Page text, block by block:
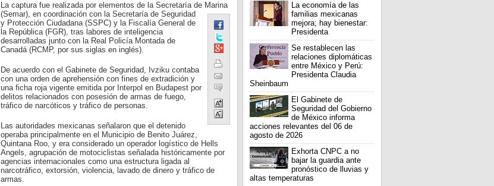
La captura fue realizada por elementos de la Secretaría de Marina
(Semar), en coordinación con la Secretaría de Seguridad
y Protección Ciudadana (SSPC) y la Fiscalía General de
la República (FGR), tras labores de inteligencia
desarrolladas junto con la Real Policía Montada de
Canadá (RCMP, por sus siglas en inglés).
De acuerdo con el Gabinete de Seguridad, Ivziku contaba
con una orden de aprehensión con fines de extradición y
una ficha roja vigente emitida por Interpol en Budapest por
delitos relacionados con posesión de armas de fuego,
tráfico de narcóticos y tráfico de personas.
Las autoridades mexicanas señalaron que el detenido
operaba principalmente en el Municipio de Benito Juárez,
Quintana Roo, y era considerado un operador logístico de Hells
Angels, agrupación de motociclistas señalada históricamente por
agencias internacionales como una estructura ligada al
narcotráfico, extorsión, violencia, lavado de dinero y tráfico de
armas.
La economía de las
familias mexicanas
mejora; hay bienestar:
Presidenta
Se restablecen las
relaciones diplomáticas
entre México y Perú:
Presidenta Claudia
Sheinbaum
El Gabinete de
Seguridad del Gobierno
de México informa
acciones relevantes del 06 de
agosto de 2026
Exhorta CNPC a no
bajar la guardia ante
pronóstico de lluvias y
altas temperaturas